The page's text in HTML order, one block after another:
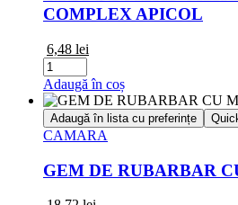
COMPLEX APICOL
6,48 lei
Cantitate
OTET
DE
MERE+MIERE
500ML
COMPLEX
APICOL
Adaugă în coș
Adaugă în lista cu preferințe
CAMARA
GEM DE RUBARBAR